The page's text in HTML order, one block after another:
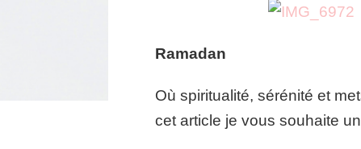
Ramadan
Où spiritualité, sérénité et
cet article je vous souhaite